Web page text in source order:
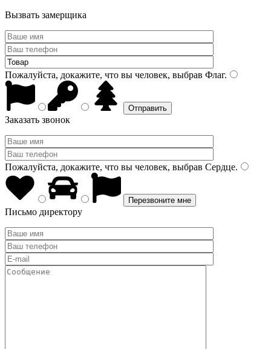
Вызвать замерщика
Пожалуйста, докажите, что вы человек, выбрав Флаг.
Заказать звонок
Пожалуйста, докажите, что вы человек, выбрав Сердце.
Письмо директору